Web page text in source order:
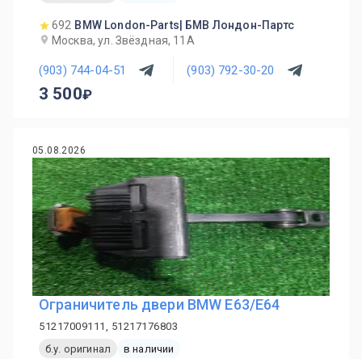
692 BMW London-Parts| БМВ Лондон-Партс
Москва, ул. Звёздная, 11А
(903) 744-04-51 (903) 792-30-20
3 500
05.08.2026
Ограничитель двери BMW E63/E64
51217009111, 51217176803
б.у. оригинал
в наличии